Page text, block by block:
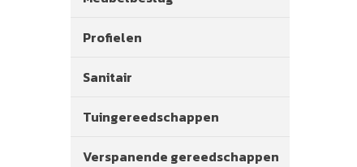
Profielen
Sanitair
Tuingereedschappen
Verspanende gereedschappen